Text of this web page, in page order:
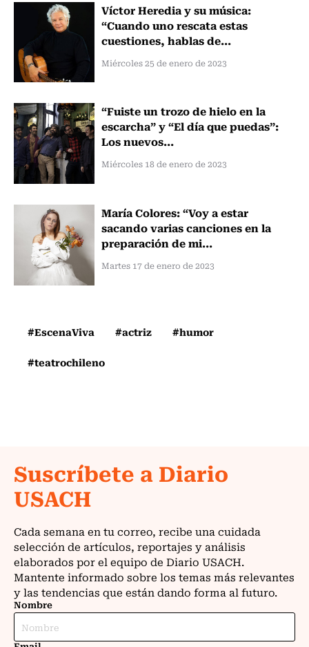
Víctor Heredia y su música:
“Cuando uno rescata estas
cuestiones, hablas de...
Miércoles 25 de enero de 2023
“Fuiste un trozo de hielo en la
escarcha” y “El día que puedas”:
Los nuevos...
Miércoles 18 de enero de 2023
María Colores: “Voy a estar
sacando varias canciones en la
preparación de mi...
Martes 17 de enero de 2023
#EscenaViva #actriz
#humor
#teatrochileno